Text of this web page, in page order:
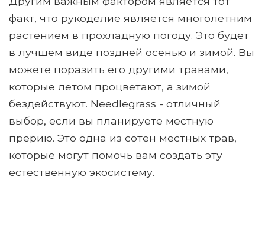
факт, что рукоделие является многолетним
растением в прохладную погоду. Это будет
в лучшем виде поздней осенью и зимой. Вы
можете поразить его другими травами,
которые летом процветают, а зимой
бездействуют. Needlegrass - отличный
выбор, если вы планируете местную
прерию. Это одна из сотен местных трав,
которые могут помочь вам создать эту
естественную экосистему.